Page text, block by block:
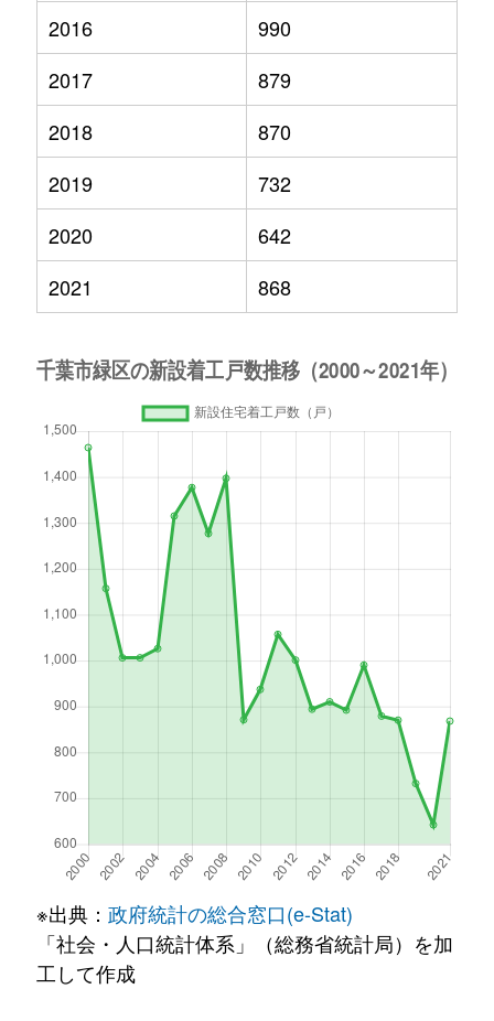
2016
990
2017
879
2018
870
2019
732
2020
642
2021
868
※出典： 政府統計の総合窓口(e-Stat)
「社会・人口統計体系」（総務省統計局）を加
工して作成